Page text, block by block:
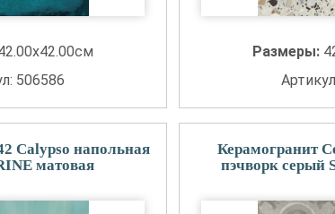
506586
Размеры:
Calypso напольная
матовая
Керамогранит
пэчворк серый